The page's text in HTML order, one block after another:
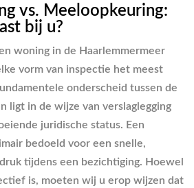
vs. Meeloopkeuring:
bij u?
woning in de Haarlemmermeer
vorm van inspectie het meest
onderscheid tussen de
ligt in de wijze van verslaglegging
juridische status. Een
bedoeld voor een snelle,
tijdens een bezichtiging. Hoewel
is, moeten wij u erop wijzen dat